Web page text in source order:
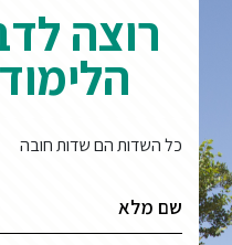
רוצה
כל השדות הם שדות חובה